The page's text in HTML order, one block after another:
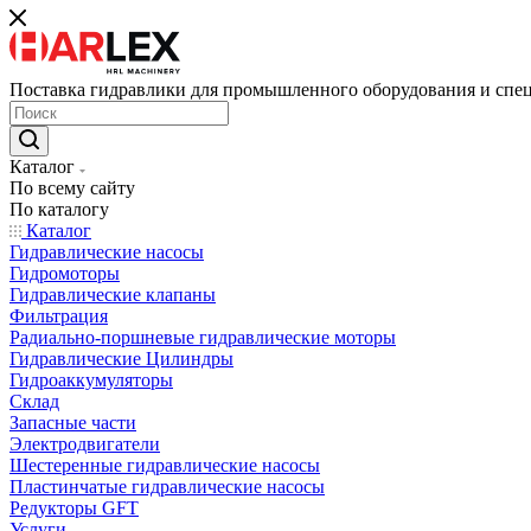
Поставка гидравлики для промышленного оборудования и
Каталог
По всему сайту
По каталогу
Каталог
Гидравлические насосы
Гидромоторы
Гидравлические клапаны
Фильтрация
Радиально-поршневые гидравлические моторы
Гидравлические Цилиндры
Гидроаккумуляторы
Склад
Запасные части
Электродвигатели
Шестеренные гидравлические насосы
Пластинчатые гидравлические насосы
Редукторы GFT